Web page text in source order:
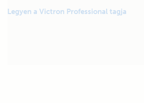
Legyen a Victron Professional tagja